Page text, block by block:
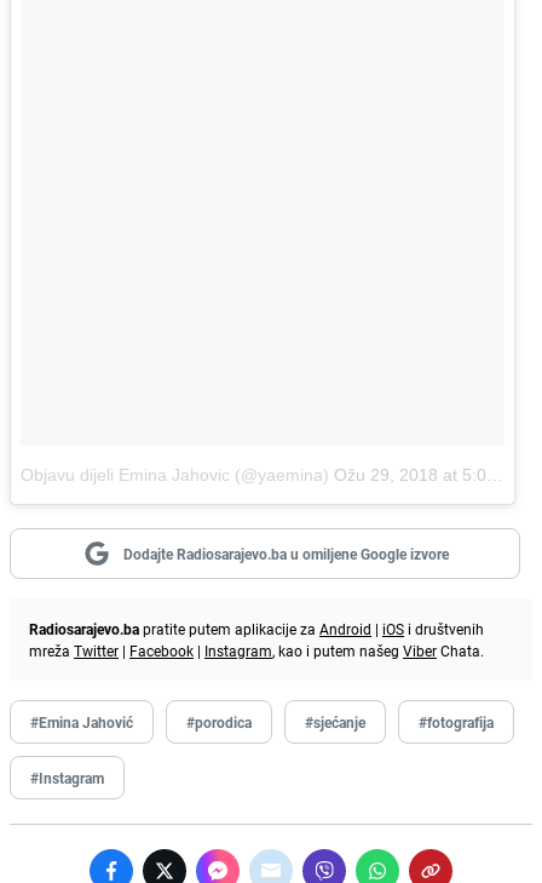
Objavu dijeli Emina Jahovic (@yaemina) Ožu 29, 2018 at 5:06 PDT
Dodajte Radiosarajevo.ba u omiljene Google izvore
Radiosarajevo.bapratite putem aplikacije za Android | iOS i društvenih
mreža Twitter | Facebook | Instagram, kao i putem našeg ViberChata.
#Emina Jahović #porodica #sjećanje #fotografija
#Instagram